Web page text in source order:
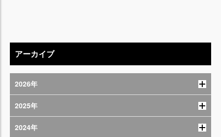
アーカイブ
2026年
2025年
2024年